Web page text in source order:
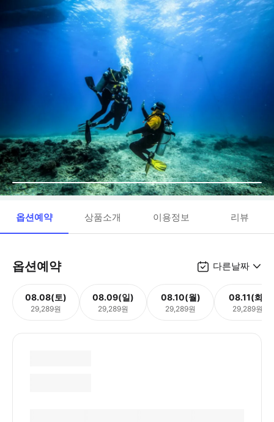
옵션예약 상품소개 이용정보 리뷰
옵션예약 다른날짜
08.08(토)
29,289원
08.09(일)
29,289원
08.10(월)
29,289원
08.11(화)
29,289원